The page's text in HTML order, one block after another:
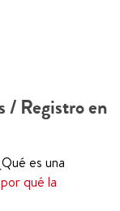
/ Registro en
es una
por qué la